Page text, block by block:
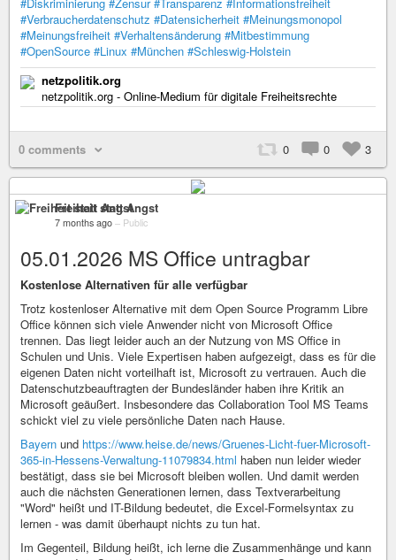
#Verbraucherdatenschutz #Datensicherheit #Meinungsmonopol
#Meinungsfreiheit #Verhaltensänderung #Mitbestimmung
#OpenSource #Linux #München #Schleswig-Holstein
netzpolitik.org
netzpolitik.org - Online-Medium für digitale Freiheitsrechte
0 comments 0 0 3
Freiheit statt Angst
7 months ago – Public
05.01.2026 MS Office untragbar
Kostenlose Alternativen für alle verfügbar
Trotz kostenloser Alternative mit dem Open Source Programm Libre
Office können sich viele Anwender nicht von Microsoft Office
trennen. Das liegt leider auch an der Nutzung von MS Office in
Schulen und Unis. Viele Expertisen haben aufgezeigt, dass es für die
eigenen Daten nicht vorteilhaft ist, Microsoft zu vertrauen. Auch die
Datenschutzbeauftragten der Bundesländer haben ihre Kritik an
Microsoft geäußert. Insbesondere das Collaboration Tool MS Teams
schickt viel zu viele persönliche Daten nach Hause.
Bayern und https://www.heise.de/news/Gruenes-Licht-fuer-Microsoft-
365-in-Hessens-Verwaltung-11079834.html haben nun leider wieder
bestätigt, dass sie bei Microsoft bleiben wollen. Und damit werden
auch die nächsten Generationen lernen, dass Textverarbeitung
"Word" heißt und IT-Bildung bedeutet, die Excel-Formelsyntax zu
lernen - was damit überhaupt nichts zu tun hat.
Im Gegenteil, Bildung heißt, ich lerne die Zusammenhänge und kann